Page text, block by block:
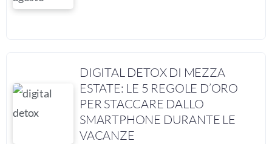
DIGITAL DETOX DI MEZZA
ESTATE: LE 5 REGOLE D’ORO
PER STACCARE DALLO
SMARTPHONE DURANTE LE
VACANZE